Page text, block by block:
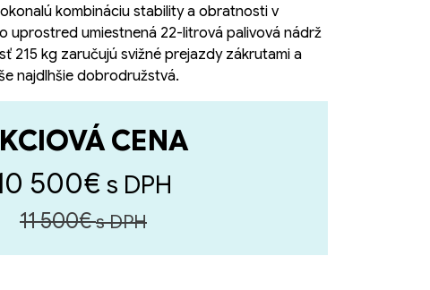
kombináciu stability a obratnosti v
uprostred umiestnená 22-litrová palivová nádrž
215 kg zaručujú svižné prejazdy zákrutami a
najdlhšie dobrodružstvá.
CENA
500€ s DPH
11 500€s DPH